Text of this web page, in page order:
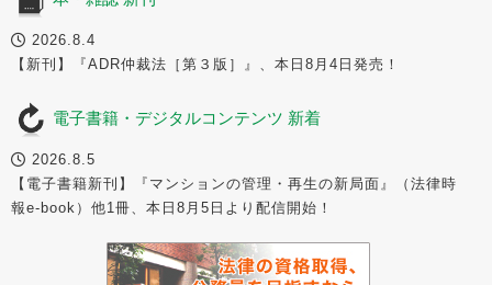
2026.8.4
【新刊】『ADR仲裁法［第３版］』、本日8月4日発売！
電子書籍・デジタルコンテンツ 新着
2026.8.5
【電子書籍新刊】『マンションの管理・再生の新局面』（法律時
報e-book）他1冊、本日8月5日より配信開始！